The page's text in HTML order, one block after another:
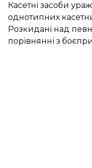
Касетні засоби
однотипних
Розкидані над
порівнянні з